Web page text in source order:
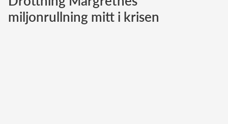
Norska kungahuset
miljonrullning mitt i krisen